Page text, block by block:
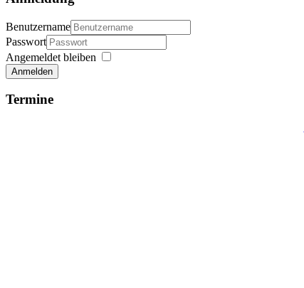
Benutzername
Passwort
Angemeldet bleiben
Anmelden
Termine